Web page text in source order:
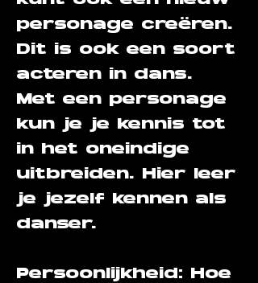
personage creëren.
Dit is ook een soort
acteren in dans.
Met een personage
kun je je kennis tot
in het oneindige
uitbreiden. Hier leer
je jezelf kennen als
danser.
Persoonlijkheid: Hoe